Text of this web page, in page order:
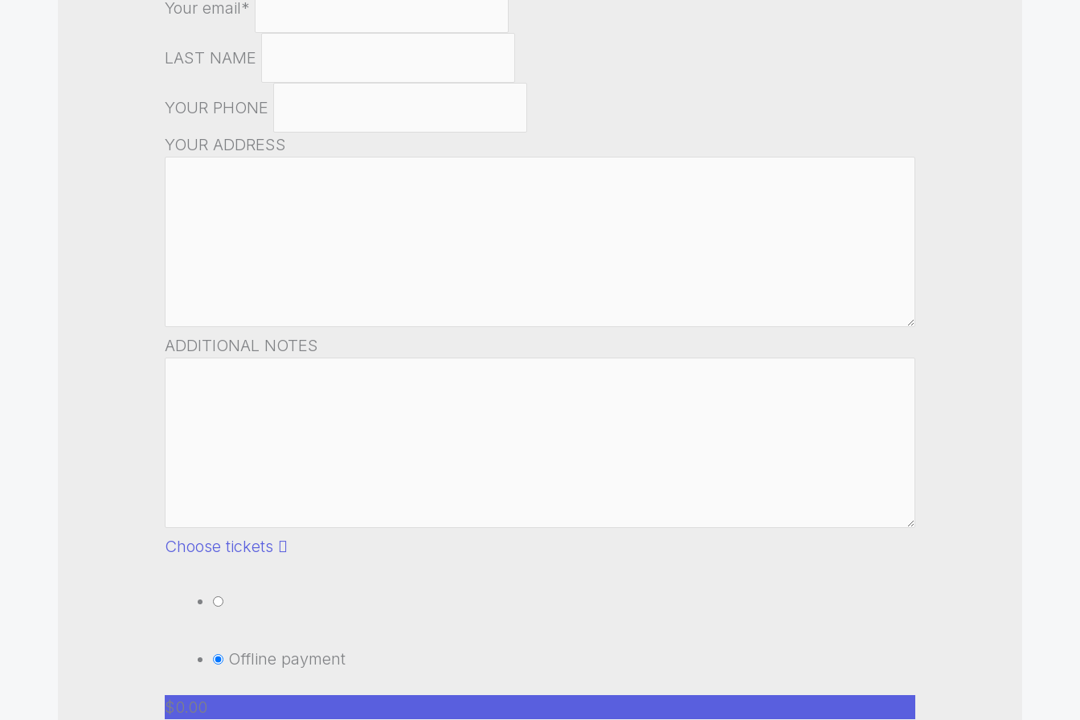
Your email*
LAST NAME
YOUR PHONE
YOUR ADDRESS
ADDITIONAL NOTES
Choose tickets
Offline payment
$0.00